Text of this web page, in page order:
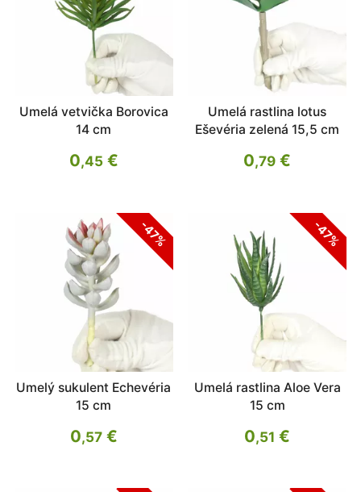
Umelá vetvička Borovica
14 cm
0,45€
Umelá rastlina lotus
Eševéria zelená 15,5 cm
0,79 €
-47%
Umelý sukulent Echevéria
15 cm
0,57€
-47%
Umelá rastlina Aloe Vera
15 cm
0,51 €